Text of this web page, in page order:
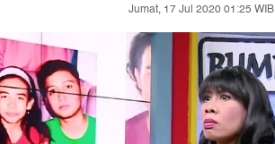
Jumat, 17 Jul 2020 01:25 WIB